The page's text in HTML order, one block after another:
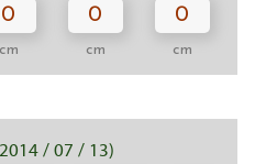
0
cm
0
cm
0
cm
/ 07 / 13)